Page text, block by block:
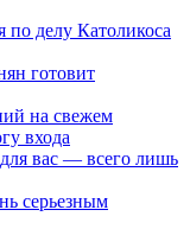
делу Католикоса
готовит
на свежем
входа
вас — всего лишь
серьезным